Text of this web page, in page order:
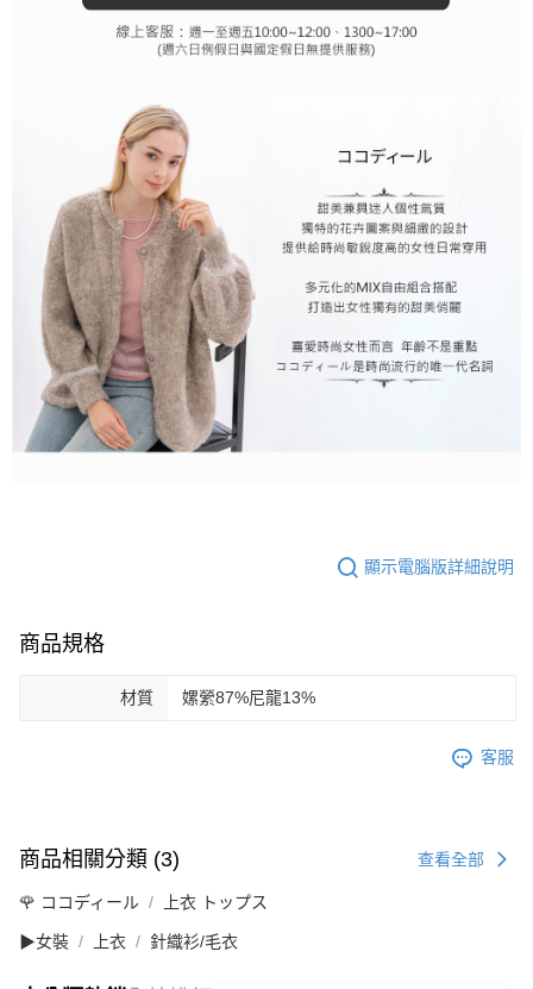
顯示電腦版詳細說明
商品規格
材質 嫘縈87%尼龍13%
客服
商品相關分類 (3) 查看全部
🌹 ココディール 上衣 トップス
▶女裝 上衣 針織衫/毛衣